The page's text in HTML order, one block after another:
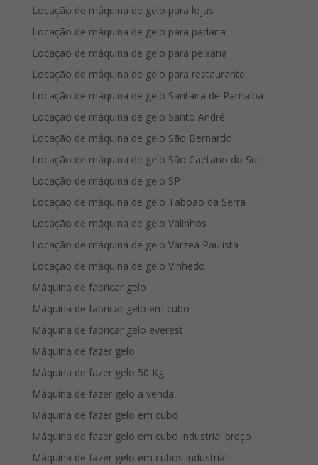
Locação de máquina de gelo para lojas
Locação de máquina de gelo para padaria
Locação de máquina de gelo para peixaria
Locação de máquina de gelo para restaurante
Locação de máquina de gelo Santana de Parnaíba
Locação de máquina de gelo Santo André
Locação de máquina de gelo São Bernardo
Locação de máquina de gelo São Caetano do Sul
Locação de máquina de gelo SP
Locação de máquina de gelo Taboão da Serra
Locação de máquina de gelo Valinhos
Locação de máquina de gelo Várzea Paulista
Locação de máquina de gelo Vinhedo
Máquina de fabricar gelo
Máquina de fabricar gelo em cubo
Máquina de fabricar gelo everest
Máquina de fazer gelo
Máquina de fazer gelo 50 Kg
Máquina de fazer gelo à venda
Máquina de fazer gelo em cubo
Máquina de fazer gelo em cubo industrial preço
Máquina de fazer gelo em cubos industrial